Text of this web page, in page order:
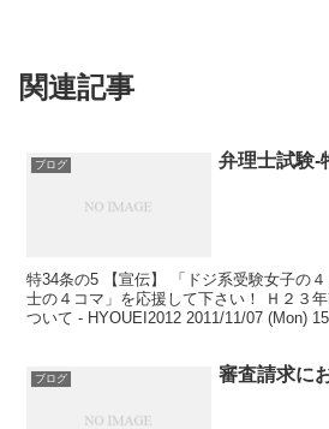
関連記事
ブログ 弁理士試験-
特34条の5 【宣伝】 「ドジ系受験女子の
士の４コマ」を応援して下さい！ Ｈ２３
ついて - HYOUEI2012 2011/11/07 (Mon)
ブログ 審査請求に